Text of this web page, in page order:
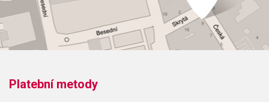
Platební metody